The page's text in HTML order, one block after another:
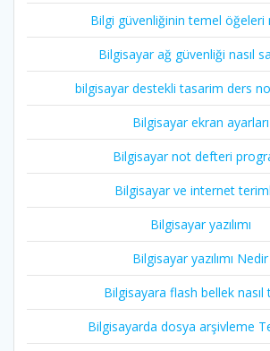
Bilgi güvenliğinin temel öğeleri
Bilgisayar ağ güvenliği nasıl
bilgisayar destekli tasarim ders
Bilgisayar ekran ayarları
Bilgisayar not defteri
Bilgisayar ve internet
Bilgisayar yazılımı
Bilgisayar yazılımı Nedir
Bilgisayara flash bellek nasıl
Bilgisayarda dosya arşivleme